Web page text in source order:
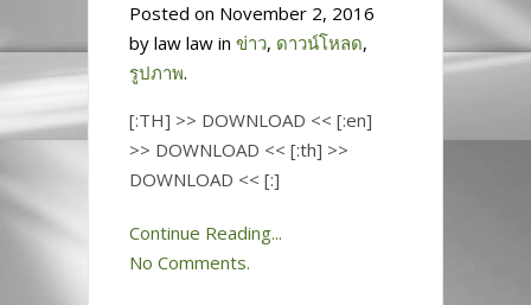
Posted on November 2, 2016
by law law in ข่าว, ดาวน์โหลด,
รูปภาพ.
[:TH] >> DOWNLOAD << [:en]
>> DOWNLOAD << [:th] >>
DOWNLOAD << [:]
Continue Reading...
No Comments.